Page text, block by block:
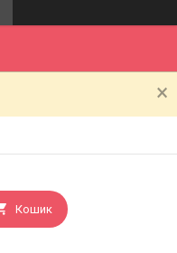
Кошик